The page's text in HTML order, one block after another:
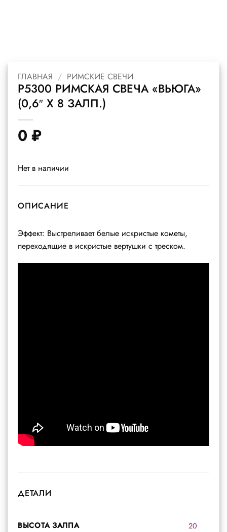
ГЛАВНАЯ / РИМСКИЕ СВЕЧИ
Р5300 РИМСКАЯ СВЕЧА «ВЬЮГА»
(0,6″ Х 8 ЗАЛП.)
0 ₽
Нет в наличии
ОПИСАНИЕ
Эффект: Выстреливает белые искристые кометы,
переходящие в искристые вертушки с треском.
ДЕТАЛИ
ВЫСОТА ЗАЛПА 20